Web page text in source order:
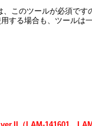
このツールが必須です
する場合も、ツールは